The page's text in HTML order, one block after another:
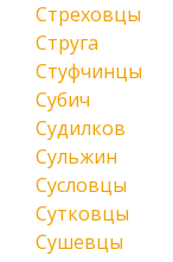
Стреховцы
Струга
Стуфчинцы
Субич
Судилков
Сульжин
Сусловцы
Сутковцы
Сушевцы